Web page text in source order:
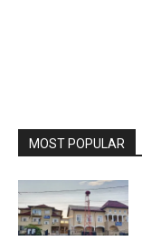
MOST POPULAR